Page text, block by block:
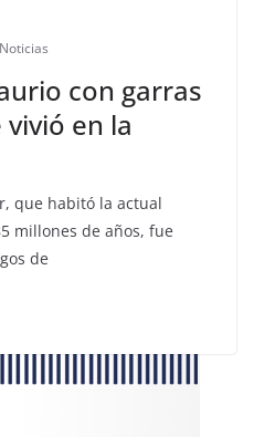
con garras
en la
que habitó la actual
millones de años, fue
de